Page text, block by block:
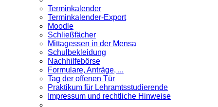
Terminkalender
Terminkalender-Export
Moodle
Schließfächer
Mittagessen in der Mensa
Schulbekleidung
Nachhilfebörse
Formulare, Anträge, ...
Tag der offenen Tür
Praktikum für Lehramts­studierende
Impressum und rechtliche Hinweise